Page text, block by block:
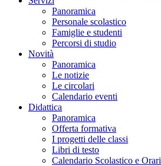
Panoramica
Personale scolastico
Famiglie e studenti
Percorsi di studio
Novità
Panoramica
Le notizie
Le circolari
Calendario eventi
Didattica
Panoramica
Offerta formativa
I progetti delle classi
Libri di testo
Calendario Scolastico e Orari